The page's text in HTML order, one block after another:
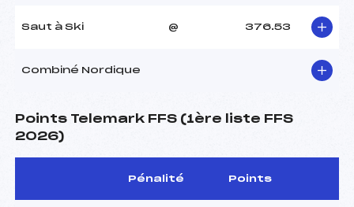
Saut à Ski @ 376.53
Combiné Nordique
Points Telemark FFS (1ère liste FFS
2026)
Pénalité Points